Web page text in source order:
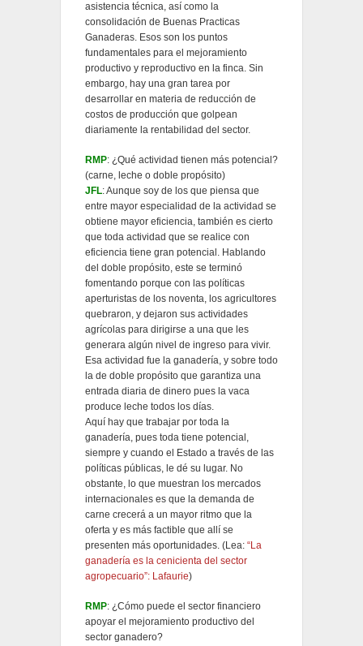
asistencia técnica, así como la
consolidación de Buenas Practicas
Ganaderas. Esos son los puntos
fundamentales para el mejoramiento
productivo y reproductivo en la finca. Sin
embargo, hay una gran tarea por
desarrollar en materia de reducción de
costos de producción que golpean
diariamente la rentabilidad del sector.
RMP: ¿Qué actividad tienen más potencial?
(carne, leche o doble propósito)
JFL: Aunque soy de los que piensa que
entre mayor especialidad de la actividad se
obtiene mayor eficiencia, también es cierto
que toda actividad que se realice con
eficiencia tiene gran potencial. Hablando
del doble propósito, este se terminó
fomentando porque con las políticas
aperturistas de los noventa, los agricultores
quebraron, y dejaron sus actividades
agrícolas para dirigirse a una que les
generara algún nivel de ingreso para vivir.
Esa actividad fue la ganadería, y sobre todo
la de doble propósito que garantiza una
entrada diaria de dinero pues la vaca
produce leche todos los días.
Aquí hay que trabajar por toda la
ganadería, pues toda tiene potencial,
siempre y cuando el Estado a través de las
políticas públicas, le dé su lugar. No
obstante, lo que muestran los mercados
internacionales es que la demanda de
carne crecerá a un mayor ritmo que la
oferta y es más factible que allí se
presenten más oportunidades. (Lea: “La
ganadería es la cenicienta del sector
agropecuario”: Lafaurie)
RMP: ¿Cómo puede el sector financiero
apoyar el mejoramiento productivo del
sector ganadero?